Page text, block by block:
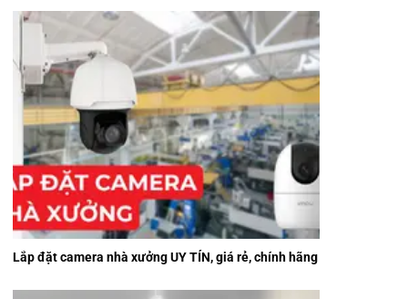
Lắp đặt camera nhà xưởng UY TÍN, giá rẻ, chính hãng